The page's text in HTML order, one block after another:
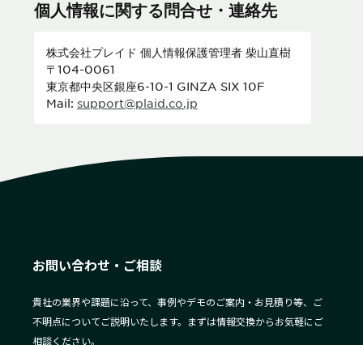
個人情報に関する問合せ・連絡先
株式会社プレイド 個人情報保護管理者 柴山直樹
〒104-0061
東京都中央区銀座6-10-1 GINZA SIX 10F
Mail: support@plaid.co.jp
お問い合わせ・ご相談
貴社の業界や課題に沿って、事例やデモのご案内・お見積り等、ご
不明点についてご説明いたします。まずは情報交換からお気軽にご
相談ください。